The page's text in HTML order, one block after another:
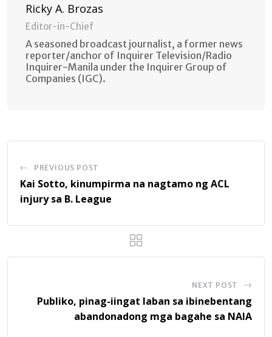
Ricky A. Brozas
Editor-in-Chief
A seasoned broadcast journalist, a former news
reporter/anchor of Inquirer Television/Radio
Inquirer-Manila under the Inquirer Group of
Companies (IGC).
PREVIOUS POST
Kai Sotto, kinumpirma na nagtamo ng ACL
injury sa B. League
NEXT POST
Publiko, pinag-iingat laban sa ibinebentang
abandonadong mga bagahe sa NAIA